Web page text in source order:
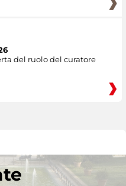
del ruolo del curatore